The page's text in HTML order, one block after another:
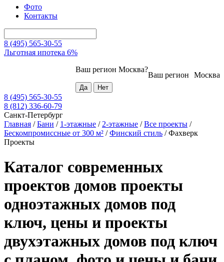
Фото
Контакты
8 (495) 565-30-55
Льготная ипотека 6%
Москва
Ваш регион
Ваш регион Москва?
8 (495) 565-30-55
8 (812) 336-60-79
Санкт-Петербург
Главная /Бани / 1-этажные / 2-этажные /Все проекты /
Бескомпромиссные от 300 м² /Финский стиль /Фахверк
Проекты
Каталог современных
проектов домов проекты
одноэтажных домов под
ключ, цены и проекты
двухэтажных домов под ключ